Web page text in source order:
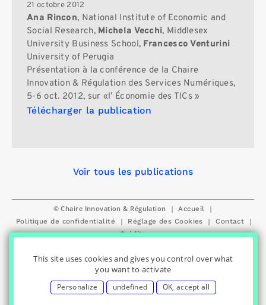
21 octobre 2012
Ana Rincon, National Institute of Economic and
Social Research, Michela Vecchi, Middlesex
University Business School, Francesco Venturini
University of Perugia
Présentation à la conférence de la Chaire
Innovation & Régulation des Services Numériques,
5-6 oct. 2012, sur «l’ Économie des TICs »
Télécharger la publication
Voir tous les publications
© Chaire Innovation & Régulation | Accueil |
Politique de confidentialité | Réglage des Cookies | Contact |
Crédits
This site uses cookies and gives you control over what
you want to activate
Personalize undefined OK, accept all